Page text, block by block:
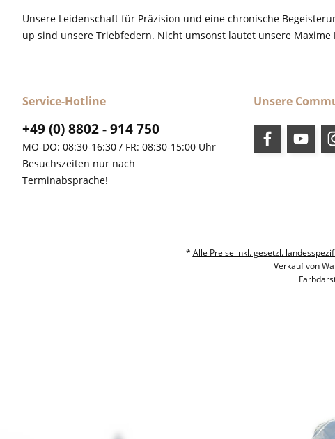
Unsere Leidenschaft für Präzision und eine chronische
up sind unsere Triebfedern. Nicht umsonst lautet unsere Maxime
Service-Hotline
+49 (0) 8802 - 914 750
MO-DO: 08:30-16:30 / FR: 08:30-15:00 Uhr
Besuchszeiten nur nach
Terminabsprache!
Unsere
* Alle Preise inkl. gesetzl.
Verkauf von